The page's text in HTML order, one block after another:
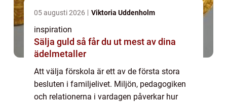
05 augusti 2026 Viktoria Uddenholm
inspiration
Sälja guld så får du ut mest av dina
ädelmetaller
Att välja förskola är ett av de första stora
besluten i familjelivet. Miljön, pedagogiken
och relationerna i vardagen påverkar hur